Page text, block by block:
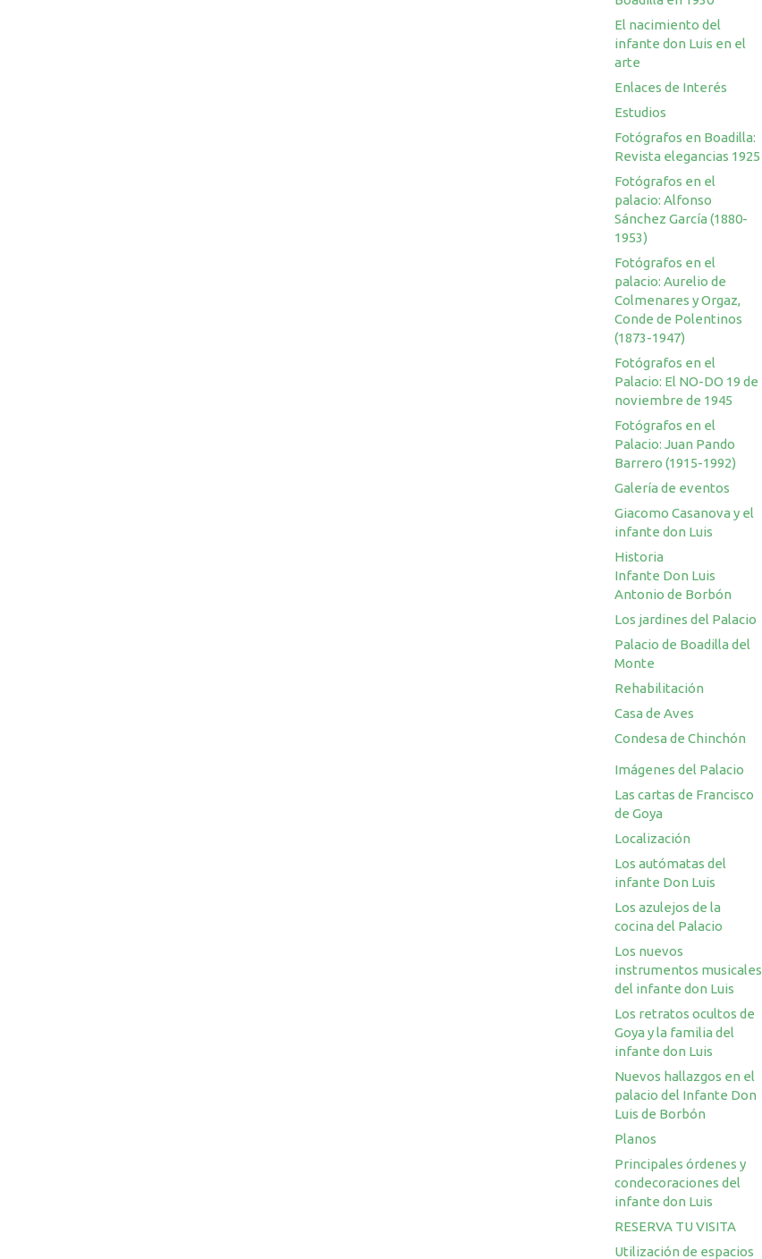
El nacimiento del
infante don Luis en el
arte
Enlaces de Interés
Estudios
Fotógrafos en Boadilla:
Revista elegancias 1925
Fotógrafos en el
palacio: Alfonso
Sánchez García (1880-
1953)
Fotógrafos en el
palacio: Aurelio de
Colmenares y Orgaz,
Conde de Polentinos
(1873-1947)
Fotógrafos en el
Palacio: El NO-DO 19 de
noviembre de 1945
Fotógrafos en el
Palacio: Juan Pando
Barrero (1915-1992)
Galería de eventos
Giacomo Casanova y el
infante don Luis
Historia
Infante Don Luis
Antonio de Borbón
Los jardines del Palacio
Palacio de Boadilla del
Monte
Rehabilitación
Casa de Aves
Condesa de Chinchón
Imágenes del Palacio
Las cartas de Francisco
de Goya
Localización
Los autómatas del
infante Don Luis
Los azulejos de la
cocina del Palacio
Los nuevos
instrumentos musicales
del infante don Luis
Los retratos ocultos de
Goya y la familia del
infante don Luis
Nuevos hallazgos en el
palacio del Infante Don
Luis de Borbón
Planos
Principales órdenes y
condecoraciones del
infante don Luis
RESERVA TU VISITA
Utilización de espacios